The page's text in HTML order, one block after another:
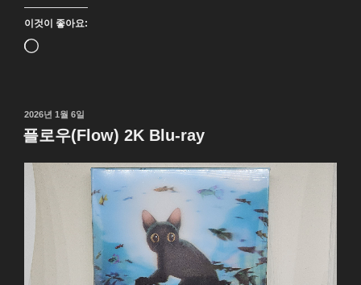
Blu-
ray”
이것이 좋아요:
로
작
성
일
2026년 1월 6일
플로우(Flow) 2K Blu-ray